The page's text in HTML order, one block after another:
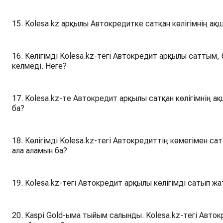
15. Kolesa.kz арқылы Автокредитке сатқан көлігімнің
16. Көлігімді Kolesa.kz-тегі Автокредит арқылы саттым,
келмеді. Неге?
17. Kolesa.kz-те Автокредит арқылы сатқан көлігімнің
ба?
18. Көлігімді Kolesa.kz-тегі Автокредиттің көмегімен
ала аламын ба?
19. Kolesa.kz-тегі Автокредит арқылы көлігімді сатып
20. Kaspi Gold-ыма тыйым салынды. Kolesa.kz-тегі